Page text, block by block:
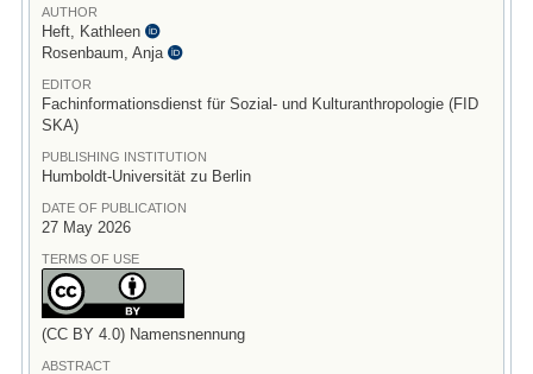
AUTHOR
Heft, Kathleen
Rosenbaum, Anja
EDITOR
Fachinformationsdienst für Sozial- und Kulturanthropologie (FID
SKA)
PUBLISHING INSTITUTION
Humboldt-Universität zu Berlin
DATE OF PUBLICATION
27 May 2026
TERMS OF USE
(CC BY 4.0) Namensnennung
ABSTRACT